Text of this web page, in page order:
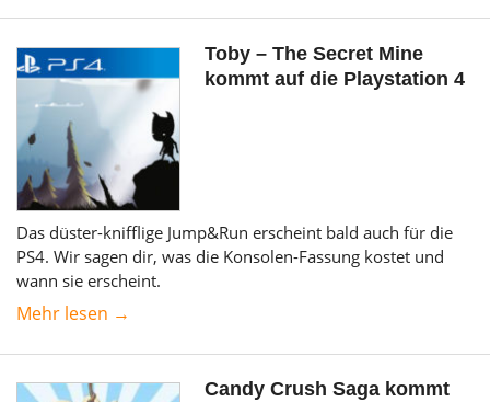
Toby – The Secret Mine
kommt auf die Playstation 4
Das düster-knifflige Jump&Run erscheint bald auch für die
PS4. Wir sagen dir, was die Konsolen-Fassung kostet und
wann sie erscheint.
Mehr lesen →
Candy Crush Saga kommt